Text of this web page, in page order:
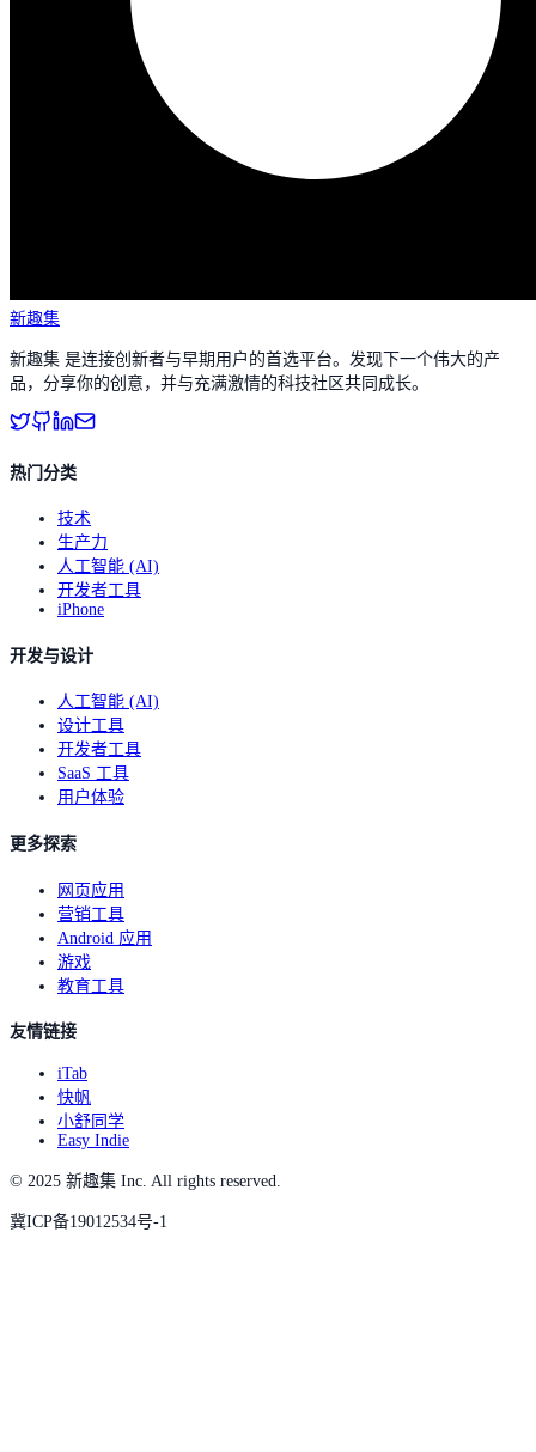
新趣集
新趣集 是连接创新者与早期用户的首选平台。发现下一个伟大的产
品，分享你的创意，并与充满激情的科技社区共同成长。
热门分类
技术
生产力
人工智能 (AI)
开发者工具
iPhone
开发与设计
人工智能 (AI)
设计工具
开发者工具
SaaS 工具
用户体验
更多探索
网页应用
营销工具
Android 应用
游戏
教育工具
友情链接
iTab
快帆
小舒同学
Easy Indie
© 2025 新趣集 Inc. All rights reserved.
冀ICP备19012534号-1